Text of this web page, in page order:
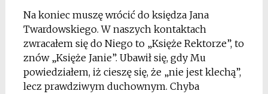
Na koniec muszę wrócić do księdza Jana
Twardowskiego. W naszych kontaktach
zwracałem się do Niego to „Księże Rektorze”, to
znów „Księże Janie”. Ubawił się, gdy Mu
powiedziałem, iż cieszę się, że „nie jest klechą”,
lecz prawdziwym duchownym. Chyba